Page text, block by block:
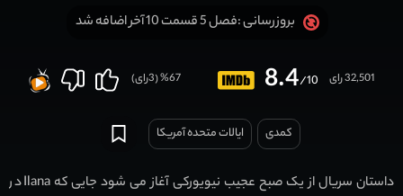
بروزرسانی :فصل 5 قسمت 10 آخر اضافه شد
8.4/10 32,501 رای 67
% (
3رای)
کمدی ایالات متحده آمریکا
داستان سریال از یک صبح عجیب نیویورکی آغاز می شود جایی که Ilana در